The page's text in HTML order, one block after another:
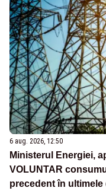
6 aug. 2026, 12:50
Ministerul Energiei,
VOLUNTAR
precedent în ultimele